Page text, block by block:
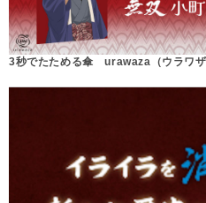
3秒でたためる傘 urawaza（ウラワザ